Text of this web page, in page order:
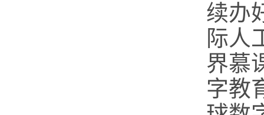
续办
际人
界慕
字教